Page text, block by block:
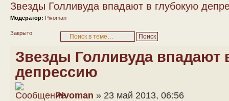
Звезды Голливуда впадают в глубокую
Модератор: Pivoman
Закрыто
Звезды Голливуда впадают
депрессию
Pivoman » 23 май 2013, 06:56